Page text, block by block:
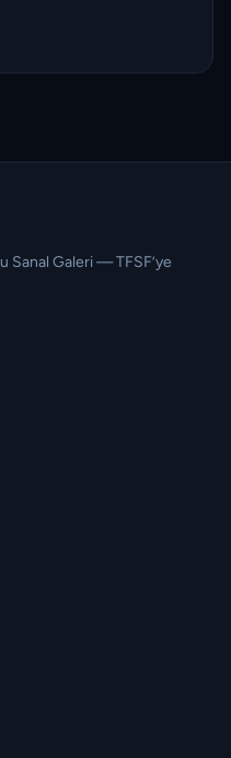
Sanal Galeri — TFSF’ye